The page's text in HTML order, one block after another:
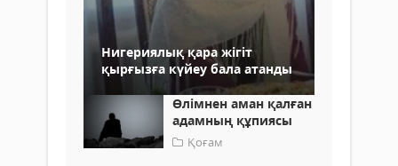
Нигериялық қара жігіт
қырғызға күйеу бала атанды
Өлімнен аман қалған
адамның құпиясы
Қоғам